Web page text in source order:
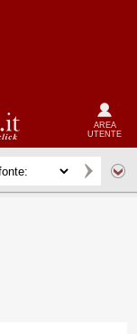
AREA
UTENTE